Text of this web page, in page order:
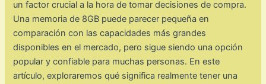
un factor crucial a la hora de tomar decisiones de compra.
Una memoria de 8GB puede parecer pequeña en
comparación con las capacidades más grandes
disponibles en el mercado, pero sigue siendo una opción
popular y confiable para muchas personas. En este
artículo, exploraremos qué significa realmente tener una